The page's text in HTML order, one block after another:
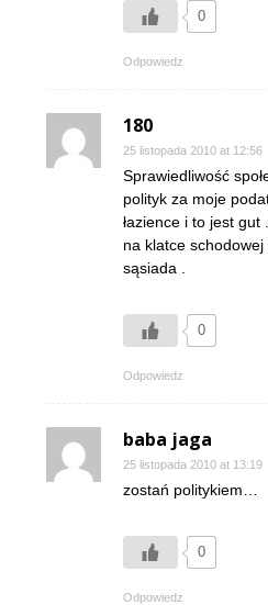
0
Odpowiedz
180
25 listopada 2010 at 12:56
Sprawiedliwość
polityk za moje
łazience i to jest
na klatce
sąsiada .
0
Odpowiedz
baba jaga
25 listopada 2010 at 13:19
zostań politykiem…
0
Odpowiedz